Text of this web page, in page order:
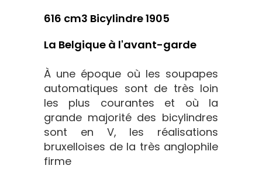
616 cm3 Bicylindre 1905
La Belgique à l'avant-garde
À une époque où les soupapes
automatiques sont de très loin
les plus courantes et où la
grande majorité des bicylindres
sont en V, les réalisations
bruxelloises de la très anglophile
firme